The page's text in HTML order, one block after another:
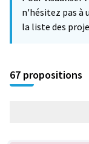
n'hésitez pas à
la liste des
67 propositions